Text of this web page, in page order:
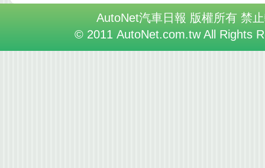
AutoNet汽車日報 版權所有 禁
© 2011 AutoNet.com.tw All Rights